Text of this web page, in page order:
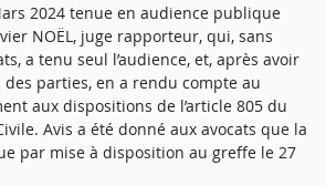
2024 tenue en audience publique
NOËL, juge rapporteur, qui, sans
a tenu seul l’audience, et, après avoir
parties, en a rendu compte au
aux dispositions de l’article 805 du
Avis a été donné aux avocats que la
par mise à disposition au greffe le 27